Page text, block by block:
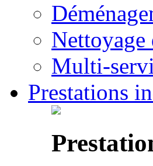
Nettoyage
Multi-
Prestations